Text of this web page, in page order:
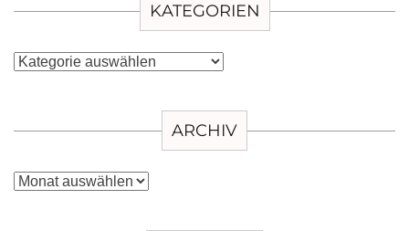
KATEGORIEN
Kategorien
ARCHIV
Archiv